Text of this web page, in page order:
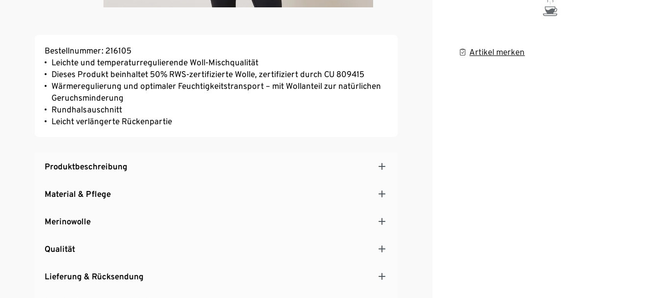
Artikel merken
Bestellnummer: 216105
Leichte und temperaturregulierende Woll-Mischqualität
Dieses Produkt beinhaltet 50% RWS-zertifizierte Wolle, zertifiziert durch CU 809415
Wärmeregulierung und optimaler Feuchtigkeitstransport – mit Wollanteil zur natürlichen
Geruchsminderung
Rundhalsauschnitt
Leicht verlängerte Rückenpartie
Produktbeschreibung
Material & Pflege
Merinowolle
Qualität
Lieferung & Rücksendung